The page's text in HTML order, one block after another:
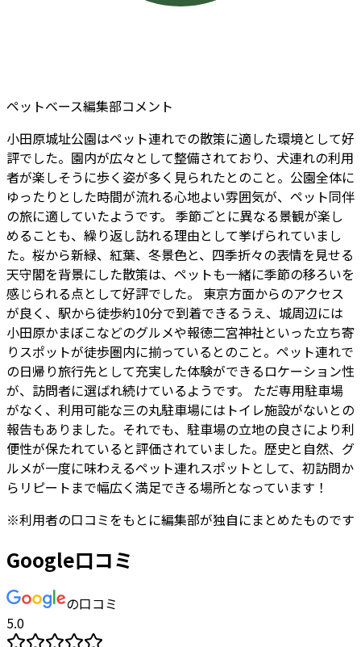
ペットベース編集部コメント
小田原城址公園はペット連れでの散策に適した環境として好
評でした。園内が広々として整備されており、犬連れの利用
者が楽しそうに歩く姿が多く見られたとのこと。公園全体に
ゆったりとした時間が流れる心地よい雰囲気が、ペット同伴
の旅に適していたようです。 季節ごとに異なる景観が楽し
めることも、繰り返し訪れる理由として挙げられていまし
た。桜から新緑、紅葉、冬景色と、四季折々の表情を見せる
天守閣を背景にした散策は、ペットも一緒に季節の移ろいを
感じられる点として好評でした。 東京方面からのアクセス
が良く、駅から徒歩約10分で到着できるうえ、城周辺には
小田原かまぼこなどのグルメや報徳二宮神社といった立ち寄
りスポットが徒歩圏内に揃っているとのこと。ペット連れで
の日帰り旅行先として充実した体験ができるロケーション性
が、訪問者に選ばれ続けているようです。 ただ専用駐車場
がなく、利用可能な三の丸駐車場にはトイレ施設がないとの
報告もありました。それでも、駐車場の立地の良さにより利
便性が保たれていると評価されていました。歴史と自然、グ
ルメが一度に味わえるペット連れスポットとして、初訪問か
らリピートまで幅広く満足できる場所となっています！
※利用者の口コミをもとに編集部が独自にまとめたものです
Google口コミ
の口コミ
5.0